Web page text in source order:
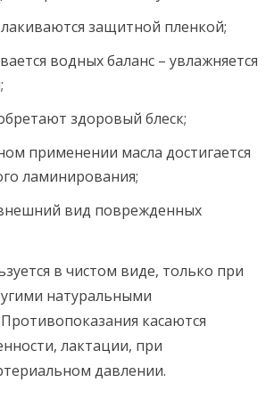
защитной пленкой;
водных баланс – увлажняется
здоровый блеск;
применении масла достигается
ламинирования;
вид поврежденных
в чистом виде, только при
натуральными
касаются
лактации, при
давлении.